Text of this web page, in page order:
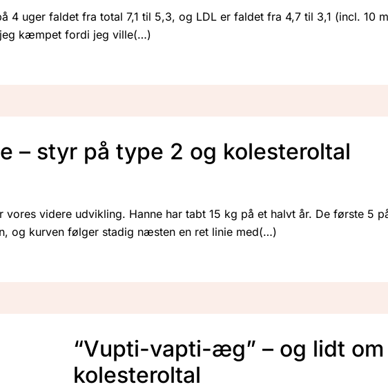
4 uger faldet fra total 7,1 til 5,3, og LDL er faldet fra 4,7 til 3,1 (incl. 10
kæmpet fordi jeg ville
– styr på type 2 og kolesteroltal
videre udvikling. Hanne har tabt 15 kg på et halvt år. De første 5
og kurven følger stadig næsten en ret linie med
“Vupti-vapti-æg” – og lidt om
kolesteroltal